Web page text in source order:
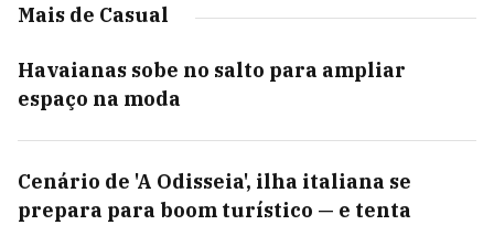
Mais de Casual
Havaianas sobe no salto para ampliar
espaço na moda
Cenário de 'A Odisseia', ilha italiana se
prepara para boom turístico — e tenta